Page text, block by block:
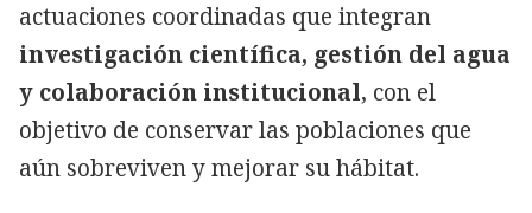
actuaciones coordinadas que integran
investigación científica, gestión del agua
y colaboración institucional, con el
objetivo de conservar las poblaciones que
aún sobreviven y mejorar su hábitat.